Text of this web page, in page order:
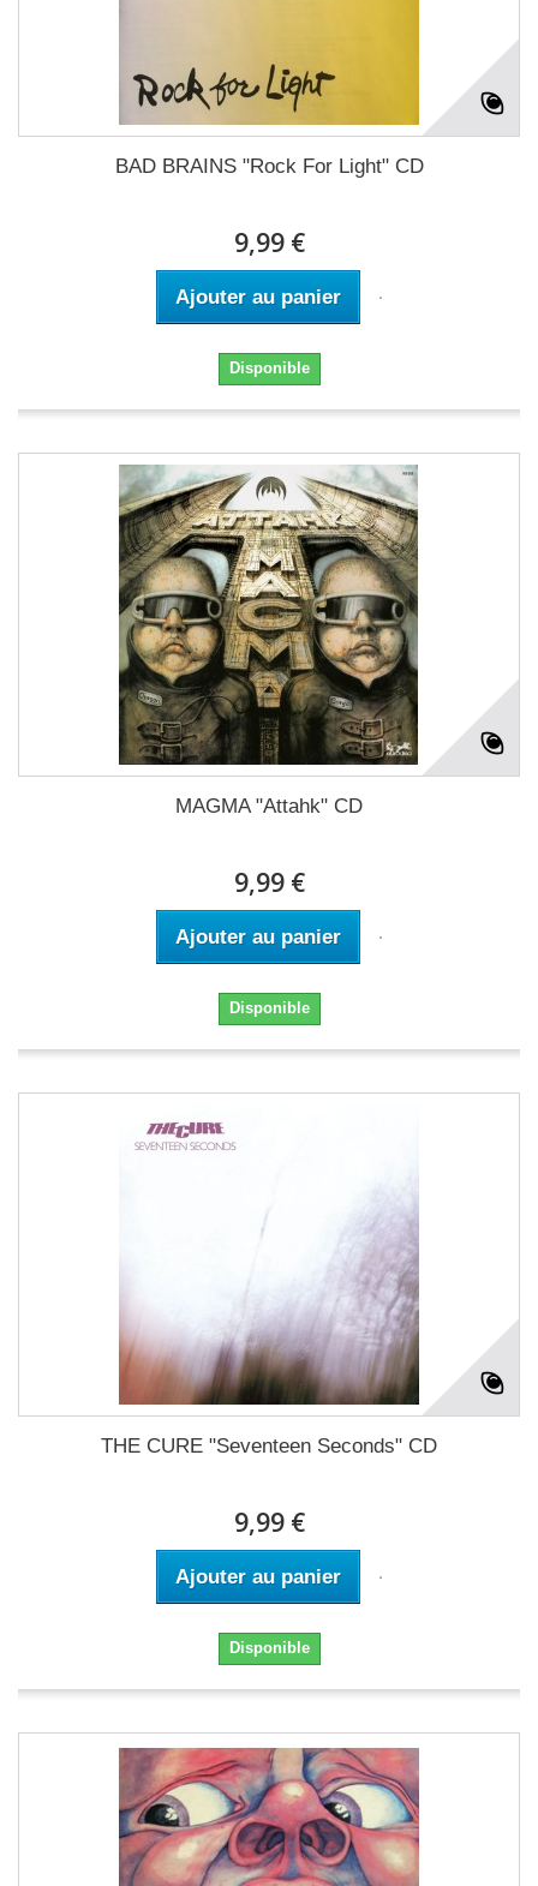
BAD BRAINS "Rock For Light" CD
9,99 €
Ajouter au panier
Disponible
MAGMA "Attahk" CD
9,99 €
Ajouter au panier
Disponible
THE CURE "Seventeen Seconds" CD
9,99 €
Ajouter au panier
Disponible